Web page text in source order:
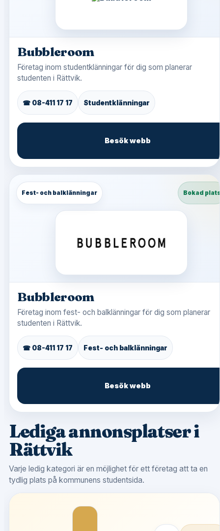
Bubbleroom
Företag inom studentklänningar för dig som planerar
studenten i Rättvik.
☎ 08-411 17 17 Studentklänningar
Besök webb
Fest- och balklänningar Bokad
Bubbleroom
Företag inom fest- och balklänningar för dig som planerar
studenten i Rättvik.
☎ 08-411 17 17 Fest- och balklänningar
Besök webb
Lediga annonsplatser i
Rättvik
Varje ledig kategori är en möjlighet för ett företag att ta en
tydlig plats på kommunens studentsida.